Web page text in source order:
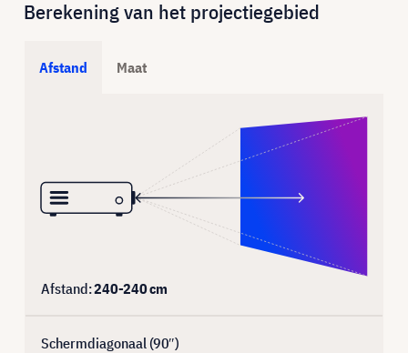
Berekening van het projectiegebied
Afstand Maat
Afstand:240-240cm
Schermdiagonaal (90″)